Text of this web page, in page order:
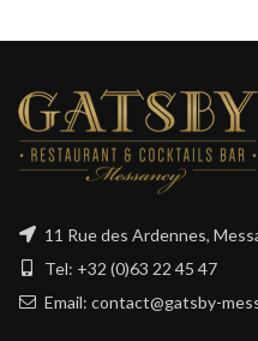
11 Rue des Ardennes,
Tel: +32 (0)63 22 45 47
Email: contact@gatsby-